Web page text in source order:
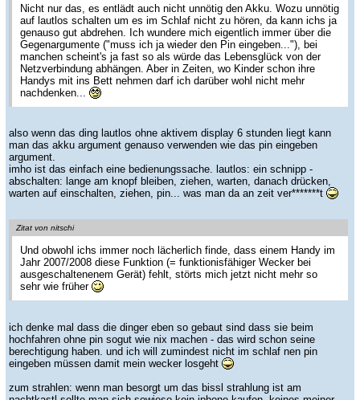
Nicht nur das, es entlädt auch nicht unnötig den Akku. Wozu unnötig
auf lautlos schalten um es im Schlaf nicht zu hören, da kann ichs ja
genauso gut abdrehen. Ich wundere mich eigentlich immer über die
Gegenargumente ("muss ich ja wieder den Pin eingeben..."), bei
manchen scheint's ja fast so als würde das Lebensglück von der
Netzverbindung abhängen. Aber in Zeiten, wo Kinder schon ihre
Handys mit ins Bett nehmen darf ich darüber wohl nicht mehr
nachdenken...
also wenn das ding lautlos ohne aktivem display 6 stunden liegt kann
man das akku argument genauso verwenden wie das pin eingeben
argument.
imho ist das einfach eine bedienungssache. lautlos: ein schnipp -
abschalten: lange am knopf bleiben, ziehen, warten, danach drücken,
warten auf einschalten, ziehen, pin... was man da an zeit ver*******t
Zitat von nitschi
Und obwohl ichs immer noch lächerlich finde, dass einem Handy im
Jahr 2007/2008 diese Funktion (= funktionisfähiger Wecker bei
ausgeschaltenenem Gerät) fehlt, störts mich jetzt nicht mehr so
sehr wie früher
ich denke mal dass die dinger eben so gebaut sind dass sie beim
hochfahren ohne pin sogut wie nix machen - das wird schon seine
berechtigung haben. und ich will zumindest nicht im schlaf nen pin
eingeben müssen damit mein wecker losgeht
zum strahlen: wenn man besorgt um das bissl strahlung ist am